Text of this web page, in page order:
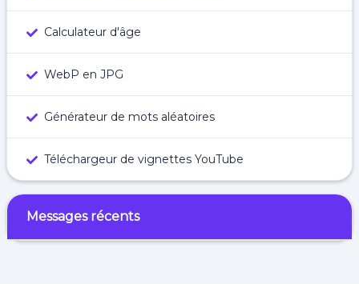
Calculateur d'âge
WebP en JPG
Générateur de mots aléatoires
Téléchargeur de vignettes YouTube
Messages récents